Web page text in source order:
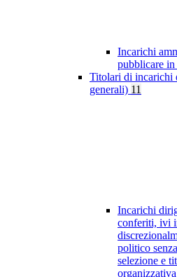
Incarichi
pubblicare in
Titolari di incarichi
generali) 11
Incarichi
conferiti, ivi
politico
selezione e